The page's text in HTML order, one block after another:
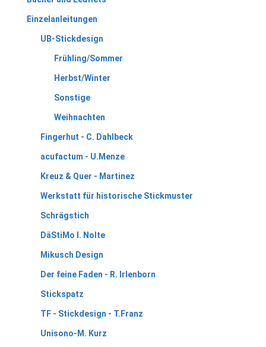
Einzelanleitungen
UB-Stickdesign
Frühling/Sommer
Herbst/Winter
Sonstige
Weihnachten
Fingerhut - C. Dahlbeck
acufactum - U.Menze
Kreuz & Quer - Martinez
Werkstatt für historische Stickmuster
Schrägstich
DäStiMo I. Nolte
Mikusch Design
Der feine Faden - R. Irlenborn
Stickspatz
TF - Stickdesign - T.Franz
Unisono-M. Kurz